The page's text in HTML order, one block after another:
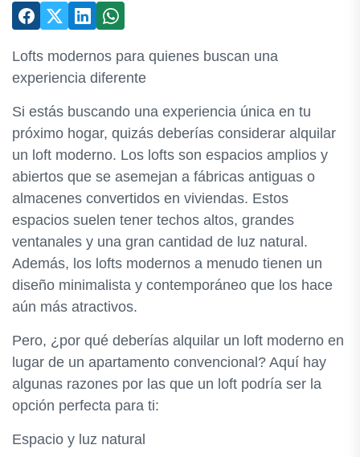
Lofts modernos para quienes buscan una
experiencia diferente
Si estás buscando una experiencia única en tu
próximo hogar, quizás deberías considerar alquilar
un loft moderno. Los lofts son espacios amplios y
abiertos que se asemejan a fábricas antiguas o
almacenes convertidos en viviendas. Estos
espacios suelen tener techos altos, grandes
ventanales y una gran cantidad de luz natural.
Además, los lofts modernos a menudo tienen un
diseño minimalista y contemporáneo que los hace
aún más atractivos.
Pero, ¿por qué deberías alquilar un loft moderno en
lugar de un apartamento convencional? Aquí hay
algunas razones por las que un loft podría ser la
opción perfecta para ti:
Espacio y luz natural